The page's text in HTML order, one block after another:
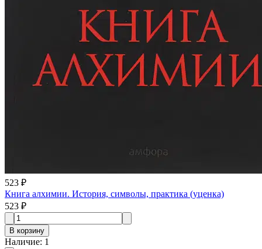
523 ₽
Книга алхимии. История, символы, практика (уценка)
523 ₽
В корзину
Наличие: 1